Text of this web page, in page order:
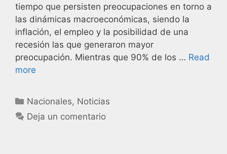
tiempo que persisten preocupaciones en torno a
las dinámicas macroeconómicas, siendo la
inflación, el empleo y la posibilidad de una
recesión las que generaron mayor
preocupación. Mientras que 90% de los … Read
more
Nacionales, Noticias
Deja un comentario